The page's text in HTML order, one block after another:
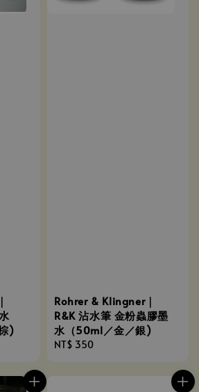
)
Rohrer & Klingner｜
R&K 沾水筆 金粉蟲膠墨
水（50ml／金／銀)
Regular
NT$ 350